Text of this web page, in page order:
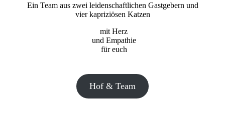
Ein Team aus zwei leidenschaftlichen Gastgebern und
vier kapriziösen Katzen
mit Herz
und Empathie
für euch
Hof & Team